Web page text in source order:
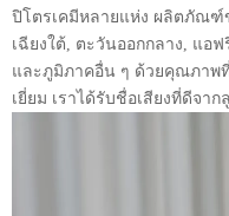
ปิโตรเคมีหลายแห่ง ผลิตภัณฑ์ข
เฉียงใต้, ตะวันออกกลาง, แอฟ
และภูมิภาคอื่น ๆ ด้วยคุณภาพ
เยี่ยม เราได้รับชื่อเสียงที่ดีจา